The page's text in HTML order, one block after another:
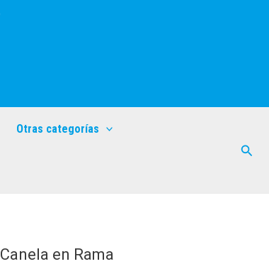
Otras categorías
Canela en Rama